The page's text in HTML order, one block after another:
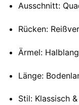
Ausschnitt:
Rücken:
Ärmel: Halblang
Länge:
Stil: Klassisch